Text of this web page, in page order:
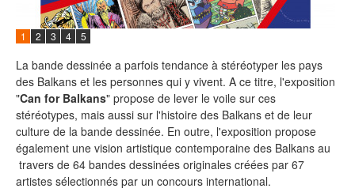
1 2 3 4 5
La bande dessinée a parfois tendance à stéréotyper les pays
des Balkans et les personnes qui y vivent. A ce titre, l'exposition
"Can for Balkans" propose de lever le voile sur ces
stéréotypes, mais aussi sur l'histoire des Balkans et de leur
culture de la bande dessinée. En outre, l'exposition propose
également une vision artistique contemporaine des Balkans au
travers de 64 bandes dessinées originales créées par 67
artistes sélectionnés par un concours international.